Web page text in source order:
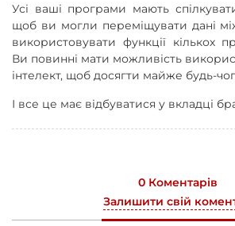
Усі ваші програми мають
щоб ви могли переміщувати дані
використовувати функції кількох
Ви повинні мати можливість
інтелект, щоб досягти майже будь-
І все це має відбуватися у вкладці
0 Коментарів
Залишити свій